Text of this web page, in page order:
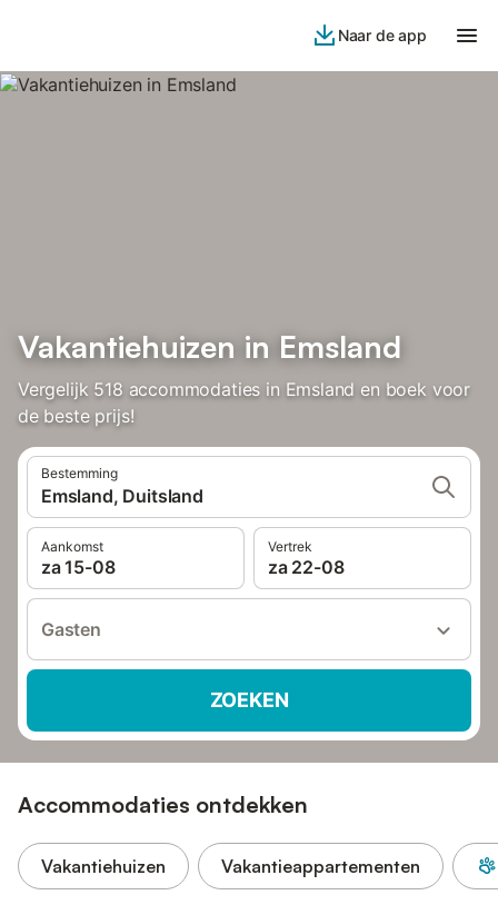
Naar de app
Vakantiehuizen in Emsland
Vergelijk 518 accommodaties in Emsland en boek voor
de beste prijs!
Bestemming
Emsland, Duitsland
Aankomst
za 15-08
Vertrek
za 22-08
Gasten
ZOEKEN
Accommodaties ontdekken
Vakantiehuizen Vakantieappartementen